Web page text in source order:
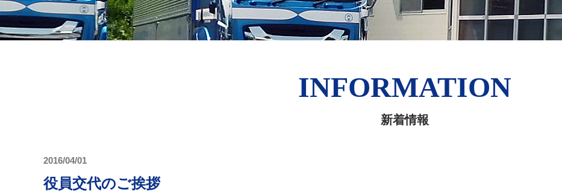
INFORMATION
新着情報
2016/04/01
役員交代のご挨拶